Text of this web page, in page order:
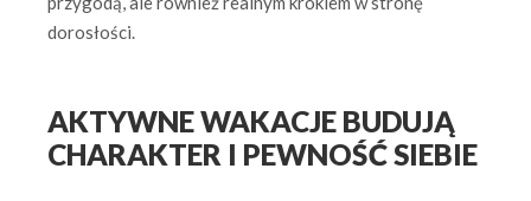
dorosłości.
AKTYWNE WAKACJE BUDUJĄ
CHARAKTER I PEWNOŚĆ SIEBIE